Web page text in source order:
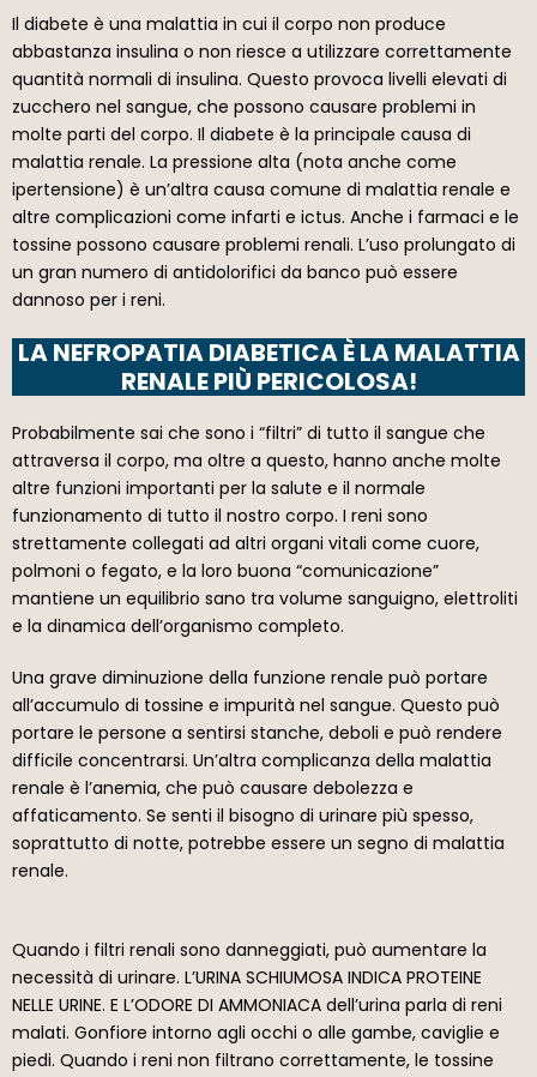
Il diabete è una malattia in cui il corpo non produce
abbastanza insulina o non riesce a utilizzare correttamente
quantità normali di insulina. Questo provoca livelli elevati di
zucchero nel sangue, che possono causare problemi in
molte parti del corpo. Il diabete è la principale causa di
malattia renale. La pressione alta (nota anche come
ipertensione) è un’altra causa comune di malattia renale e
altre complicazioni come infarti e ictus. Anche i farmaci e le
tossine possono causare problemi renali. L’uso prolungato di
un gran numero di antidolorifici da banco può essere
dannoso per i reni.
LA NEFROPATIA DIABETICA È LA MALATTIA
RENALE PIÙ PERICOLOSA!
Probabilmente sai che sono i “filtri” di tutto il sangue che
attraversa il corpo, ma oltre a questo, hanno anche molte
altre funzioni importanti per la salute e il normale
funzionamento di tutto il nostro corpo. I reni sono
strettamente collegati ad altri organi vitali come cuore,
polmoni o fegato, e la loro buona “comunicazione”
mantiene un equilibrio sano tra volume sanguigno, elettroliti
e la dinamica dell’organismo completo.
Una grave diminuzione della funzione renale può portare
all’accumulo di tossine e impurità nel sangue. Questo può
portare le persone a sentirsi stanche, deboli e può rendere
difficile concentrarsi. Un’altra complicanza della malattia
renale è l’anemia, che può causare debolezza e
affaticamento. Se senti il bisogno di urinare più spesso,
soprattutto di notte, potrebbe essere un segno di malattia
renale.
Quando i filtri renali sono danneggiati, può aumentare la
necessità di urinare. L’URINA SCHIUMOSA INDICA PROTEINE
NELLE URINE. E L’ODORE DI AMMONIACA dell’urina parla di reni
malati. Gonfiore intorno agli occhi o alle gambe, caviglie e
piedi. Quando i reni non filtrano correttamente, le tossine